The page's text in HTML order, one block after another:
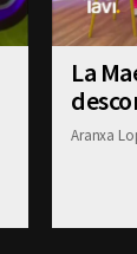
La
Aranxa